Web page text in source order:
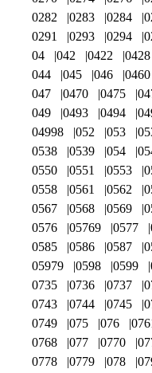
0282
0283 0284
0291
0293 0294
04
042 0422 0428
044
045 046 0460
047
0470 0475
049
0493 0494
04998
052 053
0538
0539 054
0550
0551 0553
0558
0561 0562
0567
0568 0569
0576
05769 0577
0585
0586 0587
05979
0598 0599
0735
0736 0737
0743
0744 0745
0749
075 076
0768
077 0770
0778
0779 078